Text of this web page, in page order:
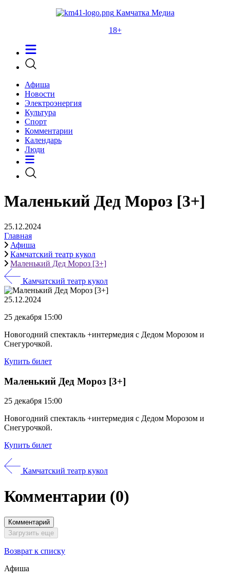
Камчатка Медиа
18+
Афиша
Новости
Электроэнергия
Культура
Спорт
Комментарии
Календарь
Люди
Маленький Дед Мороз [3+]
25.12.2024
Главная
Афиша
Камчатский театр кукол
Маленький Дед Мороз [3+]
Камчатский театр кукол
25.12.2024
25 декабря 15:00
Новогодний спектакль +интермедия с Дедом Морозом и
Снегурочкой.
Купить билет
Маленький Дед Мороз [3+]
25 декабря 15:00
Новогодний спектакль +интермедия с Дедом Морозом и
Снегурочкой.
Купить билет
Камчатский театр кукол
Комментарии (0)
Комментарий
Загрузить еще
Возврат к списку
Афиша